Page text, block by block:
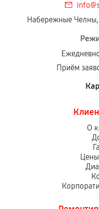
Набережные
Приём
О